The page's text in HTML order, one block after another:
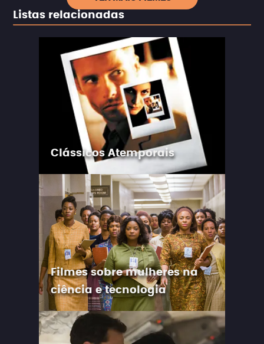
Listas relacionadas
Clássicos Atemporais
Filmes sobre mulheres na
ciência e tecnologia